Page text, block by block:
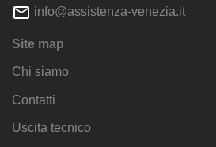
info@assistenza-venezia.it
Site map
Chi siamo
Contatti
Uscita tecnico